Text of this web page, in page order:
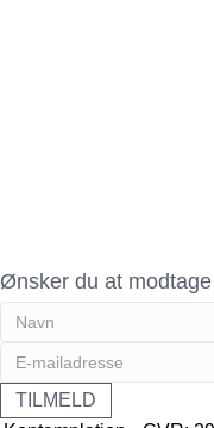
Ønsker du at